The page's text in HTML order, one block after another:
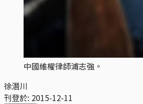
中國維權律師浦志強。
徐潛川
刊登於: 2015-12-11